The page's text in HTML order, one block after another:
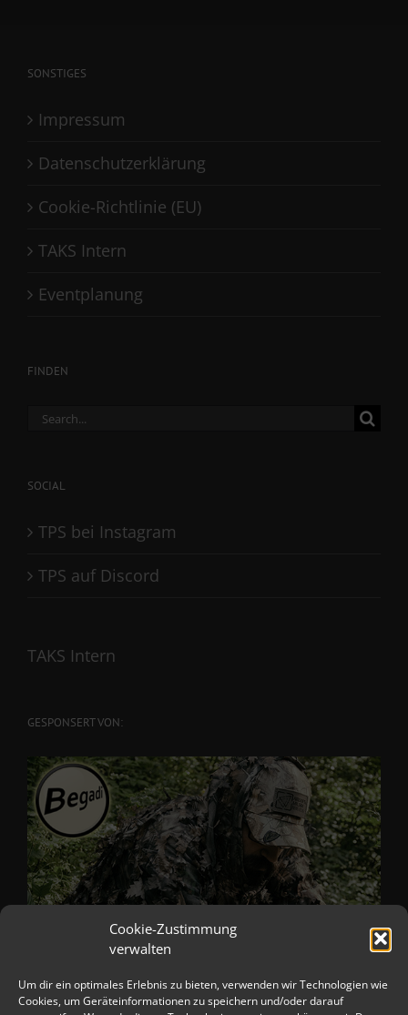
Cookie-Zustimmung
verwalten
Um dir ein optimales Erlebnis zu bieten, verwenden wir Technologien wie
Cookies, um Geräteinformationen zu speichern und/oder darauf
SONSTIGES
Impressum
Datenschutzerklärung
Cookie-Richtlinie (EU)
TAKS Intern
Eventplanung
FINDEN
Search
SOCIAL
TPS bei Instagram
TPS auf Discord
TAKS Intern
GESPONSERT VON: